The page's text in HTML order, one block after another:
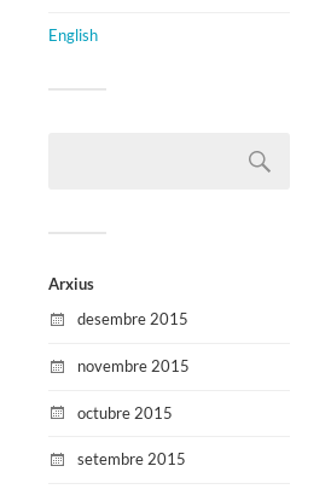
English
Arxius
desembre 2015
novembre 2015
octubre 2015
setembre 2015